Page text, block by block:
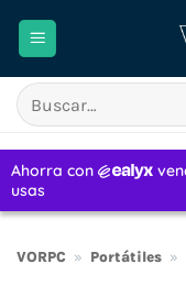
Buscar
por:
VORPC » Portátiles »